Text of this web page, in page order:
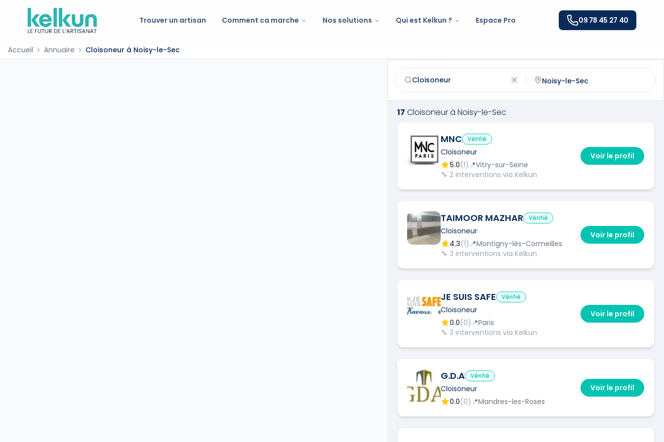
Trouver un artisan Comment ca marche Nos solutions Qui est Kelkun ? Espace Pro 09 78 45 27 40
Accueil Annuaire Cloisoneur à Noisy-le-Sec
Trouvez et contactez un
cloisoneur qualifié à Noisy-le-Sec
17 Cloisoneurà Noisy-le-Sec
MNC Vérifié
Cloisoneur
5.0(1) 📍Vitry-sur-Seine
🔧 2 interventions via Kelkun
Voir le profil
TAIMOOR MAZHAR Vérifié
Cloisoneur
4.3(1) 📍Montigny-lès-Cormeilles
🔧 3 interventions via Kelkun
Voir le profil
JE SUIS SAFE Vérifié
Cloisoneur
0.0(0) 📍Paris
🔧 3 interventions via Kelkun
Voir le profil
G.D.A Vérifié
Cloisoneur
0.0(0) 📍Mandres-les-Roses
Voir le profil